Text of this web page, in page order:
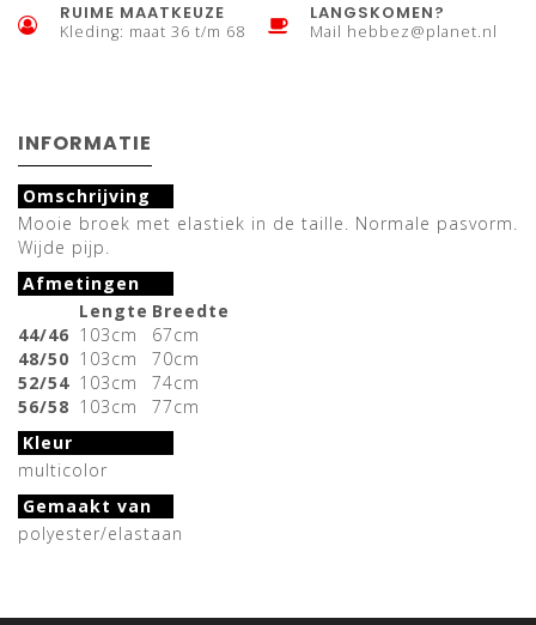
RUIME MAATKEUZE
Kleding: maat 36 t/m 68
LANGSKOMEN?
Mail hebbez@planet.nl
INFORMATIE
Omschrijving
Mooie broek met elastiek in de taille. Normale pasvorm.
Wijde pijp.
Afmetingen
Lengte Breedte
44/46 103cm
67cm
48/50 103cm
70cm
52/54 103cm
74cm
56/58 103cm
77cm
Kleur
multicolor
Gemaakt van
polyester/elastaan